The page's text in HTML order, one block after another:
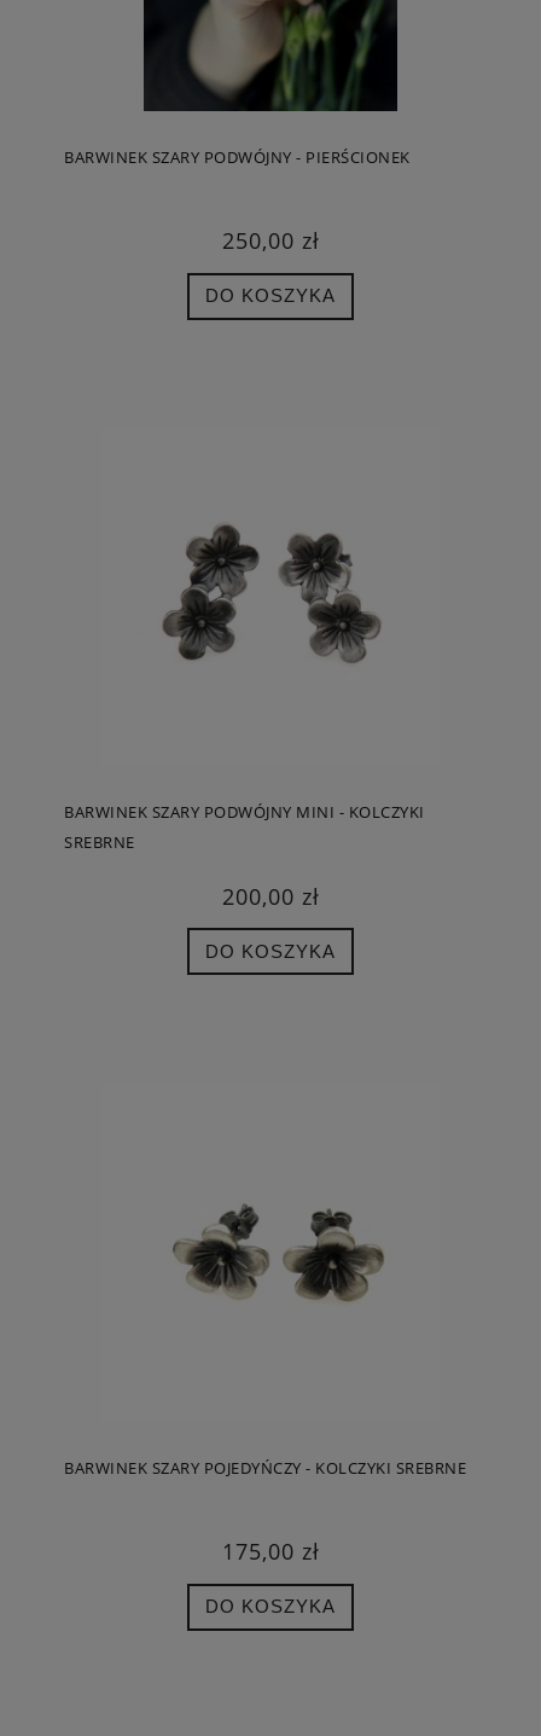
BARWINEK SZARY PODWÓJNY - PIERŚCIONEK
250,00 zł
DO KOSZYKA
BARWINEK SZARY PODWÓJNY MINI - KOLCZYKI
SREBRNE
200,00 zł
DO KOSZYKA
BARWINEK SZARY POJEDYŃCZY - KOLCZYKI SREBRNE
175,00 zł
DO KOSZYKA